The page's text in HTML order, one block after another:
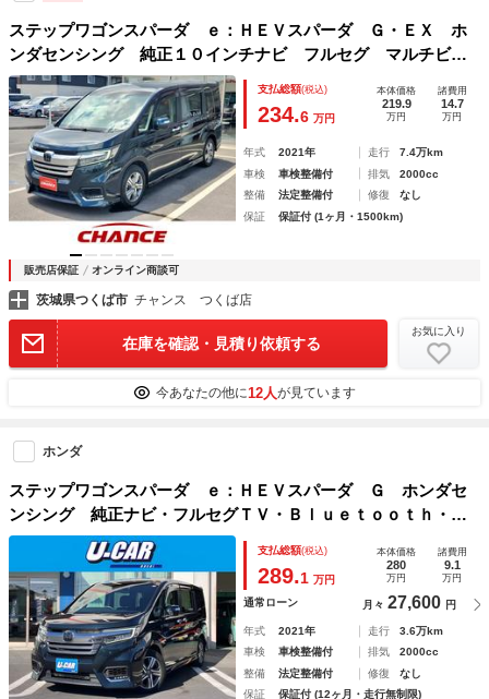
ステップワゴンスパーダ ｅ：ＨＥＶスパーダ Ｇ・ＥＸ ホ
ンダセンシング 純正１０インチナビ フルセグ マルチビュ
ーカメラ 両側電動スライドドア ３６０度ドラレコ ＥＴＣ
２．０ クルーズコントロール ＣＤ ＤＶＤ ＵＳＢ Ｂｌ
ｕｅｔｏｏｔｈ
支払総額(税込)
234.6 万円
本体価格
219.9
万円
諸費用
14.7
万円
年式 2021年 走行
7.4万km
車検
車検整備付 排気
2000cc
整備
法定整備付 修復
なし
保証
保証付 (1ヶ月・1500km)
販売店保証 オンライン商談可
茨城県つくば市 チャンス つくば店
在庫を確認・見積り依頼する
お気に入り
今あなたの他に12人が見ています
ホンダ
ステップワゴンスパーダ ｅ：ＨＥＶスパーダ Ｇ ホンダセ
ンシング 純正ナビ・フルセグＴＶ・Ｂｌｕｅｔｏｏｔｈ・ラ
ジオ・バックカメラ・ドライブレコーダー・ＥＴＣ２．０・両
側電動スライドドア・クルーズコントロール・衝突軽減システ
ム・横滑り防止・脱線防止・オートライト
支払総額(税込)
289.1 万円
本体価格
280
万円
諸費用
9.1
万円
通常ローン 月々 27,600 円
年式 2021年 走行
3.6万km
車検
車検整備付 排気
2000cc
整備
法定整備付 修復
なし
保証
保証付 (12ヶ月・走行無制限)